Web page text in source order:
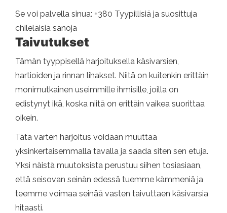
Se voi palvella sinua: +380 Tyypillisiä ja suosittuja
chileläisiä sanoja
Taivutukset
Tämän tyyppisellä harjoituksella käsivarsien,
hartioiden ja rinnan lihakset. Niitä on kuitenkin erittäin
monimutkainen useimmille ihmisille, joilla on
edistynyt ikä, koska niitä on erittäin vaikea suorittaa
oikein.
Tätä varten harjoitus voidaan muuttaa
yksinkertaisemmalla tavalla ja saada siten sen etuja.
Yksi näistä muutoksista perustuu siihen tosiasiaan,
että seisovan seinän edessä tuemme kämmeniä ja
teemme voimaa seinää vasten taivuttaen käsivarsia
hitaasti.